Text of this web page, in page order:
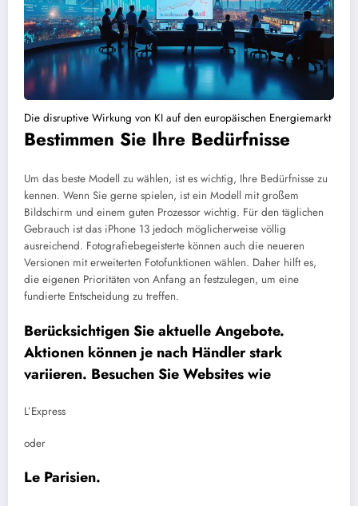
Die disruptive Wirkung von KI auf den europäischen Energiemarkt
Bestimmen Sie Ihre Bedürfnisse
Um das beste Modell zu wählen, ist es wichtig, Ihre Bedürfnisse zu
kennen. Wenn Sie gerne spielen, ist ein Modell mit großem
Bildschirm und einem guten Prozessor wichtig. Für den täglichen
Gebrauch ist das iPhone 13 jedoch möglicherweise völlig
ausreichend. Fotografiebegeisterte können auch die neueren
Versionen mit erweiterten Fotofunktionen wählen. Daher hilft es,
die eigenen Prioritäten von Anfang an festzulegen, um eine
fundierte Entscheidung zu treffen.
Berücksichtigen Sie aktuelle Angebote.
Aktionen können je nach Händler stark
variieren. Besuchen Sie Websites wie
L’Express
oder
Le Parisien.